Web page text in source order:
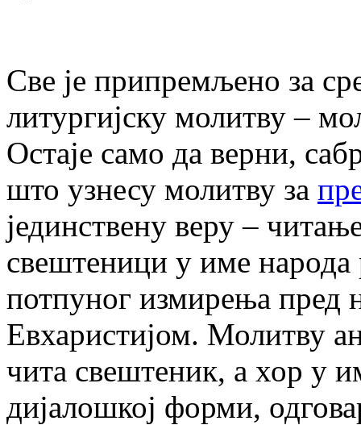
Све је припремљено за
литургијску молитву –
Остаје само да верни,
што узнесу молитву за
јединствену веру –
свештеници у име народа
потпуног измирења пред
Евхаристијом. Молитву
чита свештеник, а хор у
дијалошкој форми,